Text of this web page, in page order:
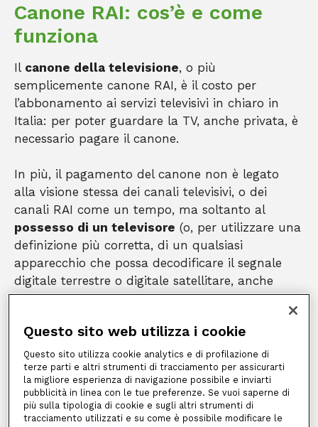
Canone RAI: cos’è e come
funziona
Il canone della televisione, o più
semplicemente canone RAI, è il costo per
l’abbonamento ai servizi televisivi in chiaro in
Italia: per poter guardare la TV, anche privata, è
necessario pagare il canone.
In più, il pagamento del canone non è legato
alla visione stessa dei canali televisivi, o dei
canali RAI come un tempo, ma soltanto al
possesso di un televisore (o, per utilizzare una
definizione più corretta, di un qualsiasi
apparecchio che possa decodificare il segnale
digitale terrestre o digitale satellitare, anche
radio: dunque non un monitor o un semplice
tradizionale): è molto diverso dagli altri
abbonamenti analoghi.
Il pagamento del canone, quindi, è richiestosia
ai singoli cittadini che alle aziende, alle
imprese, ai professionisti con partita IVA, se
Questo sito web utilizza i cookie
Questo sito utilizza cookie analytics e di profilazione di
terze parti e altri strumenti di tracciamento per assicurarti
la migliore esperienza di navigazione possibile e inviarti
pubblicità in linea con le tue preferenze. Se vuoi saperne di
più sulla tipologia di cookie e sugli altri strumenti di
tracciamento utilizzati e su come è possibile modificare le